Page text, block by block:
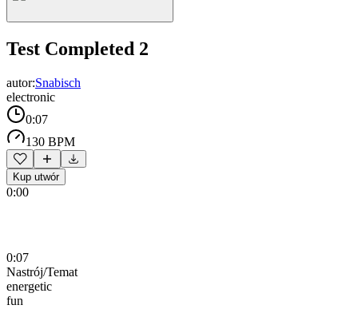
Test Completed 2
autor:Snabisch
electronic
0:07
130 BPM
Kup utwór
0:00
0:07
Nastrój/Temat
energetic
fun